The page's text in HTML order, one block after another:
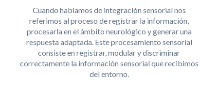
Cuando hablamos de integración sensorial nos
referimos al proceso de registrar la información,
procesarla en el ámbito neurológico y generar una
respuesta adaptada. Este procesamiento sensorial
consiste en registrar, modular y discriminar
correctamente la información sensorial que recibimos
del entorno.